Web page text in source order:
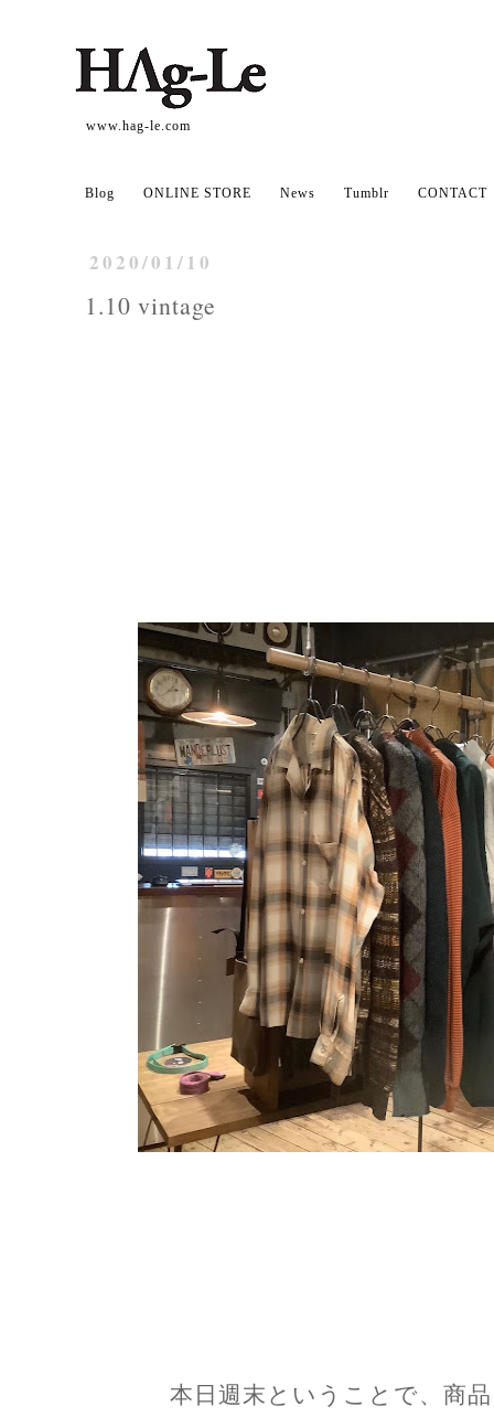
www.hag-le.com
Blog ONLINE STORE News Tumblr CONTACT
2020/01/10
1.10 vintage
本日週末ということで、商